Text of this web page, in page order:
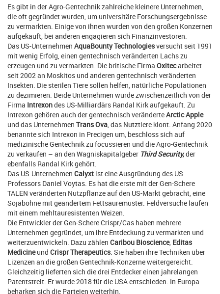
Es gibt in der Agro-Gentechnik zahlreiche kleinere Unternehmen,
die oft gegründet wurden, um universitäre Forschungsergebnisse
zu vermarkten. Einige von ihnen wurden von den großen Konzernen
aufgekauft, bei anderen engagieren sich Finanzinvestoren.
Das US-Unternehmen AquaBounty Technologiesversucht seit 1991
mit wenig Erfolg, einen gentechnisch veränderten Lachs zu
erzeugen und zu vermarkten. Die britische Firma Oxitecarbeitet
seit 2002 an Moskitos und anderen gentechnisch veränderten
Insekten. Die sterilen Tiere sollen helfen, natürliche Populationen
zu dezimieren. Beide Unternehmen wurde zwischenzeitlich von der
Firma Intrexondes US-Milliardärs Randal Kirk aufgekauft. Zu
Intrexon gehören auch der gentechnisch veränderteArctic Apple
und das Unternehmen Trans Ova, das Nutztiere klont. Anfang 2020
benannte sich Intrexon in Precigen um, beschloss sich auf
medizinische Gentechnik zu focussieren und die Agro-Gentechnik
zu verkaufen – an den Wagniskapitalgeber Third Security,der
ebenfalls Randal Kirk gehört.
Das US-Unternehmen Calyxt ist eine Ausgründung des US-
Professors Daniel Voytas. Es hat die erste mit der Gen-Schere
TALEN veränderten Nutzpflanze auf den US-Markt gebracht, eine
Sojabohne mit geändertem Fettsäuremuster. Feldversuche laufen
mit einem mehltauresistenten Weizen.
Die Entwickler der Gen-Schere Crispr/Cas haben mehrere
Unternehmen gegründet, um ihre Entdeckung zu vermarkten und
weiterzuentwickeln. Dazu zählen Caribou Bioscience, Editas
Medicineund Crispr Therapeutics. Sie haben ihre Techniken über
Lizenzen an die großen Gentechnik-Konzerne weitergereicht.
Gleichzeitig lieferten sich die drei Entdecker einen jahrelangen
Patentstreit. Er wurde 2018 für die USA entschieden. In Europa
beharken sich die Parteien weiterhin.